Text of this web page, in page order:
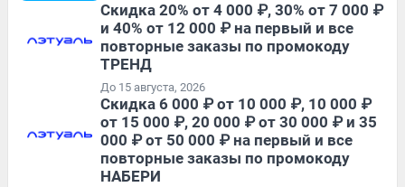
Скидка 20% от 4 000 ₽, 30% от 7 000 ₽
и 40% от 12 000 ₽ на первый и все
повторные заказы по промокоду
ТРЕНД
До 15 августа, 2026
Скидка 6 000 ₽ от 10 000 ₽, 10 000 ₽
от 15 000 ₽, 20 000 ₽ от 30 000 ₽ и 35
000 ₽ от 50 000 ₽ на первый и все
повторные заказы по промокоду
НАБЕРИ